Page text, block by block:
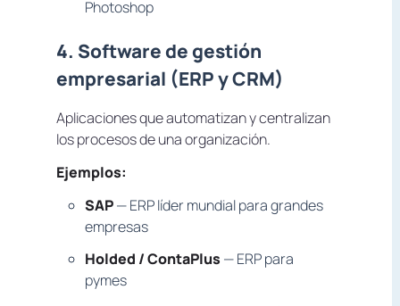
Photoshop
4. Software de gestión
empresarial (ERP y CRM)
Aplicaciones que automatizan y centralizan
los procesos de una organización.
Ejemplos:
SAP— ERP líder mundial para grandes
empresas
Holded / ContaPlus — ERP para
pymes